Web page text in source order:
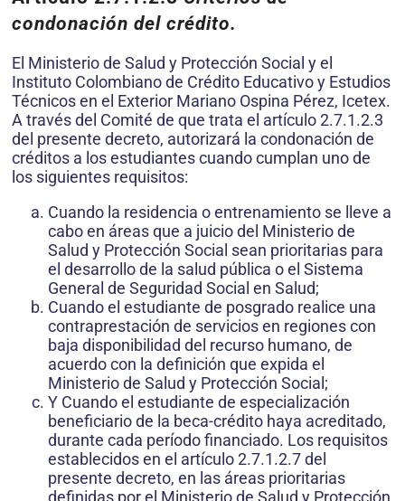
condonación del crédito.
El Ministerio de Salud y Protección Social y el
Instituto Colombiano de Crédito Educativo y Estudios
Técnicos en el Exterior Mariano Ospina Pérez, Icetex.
A través del Comité de que trata el artículo 2.7.1.2.3
del presente decreto, autorizará la condonación de
créditos a los estudiantes cuando cumplan uno de
los siguientes requisitos:
Cuando la residencia o entrenamiento se lleve a
cabo en áreas que a juicio del Ministerio de
Salud y Protección Social sean prioritarias para
el desarrollo de la salud pública o el Sistema
General de Seguridad Social en Salud;
Cuando el estudiante de posgrado realice una
contraprestación de servicios en regiones con
baja disponibilidad del recurso humano, de
acuerdo con la definición que expida el
Ministerio de Salud y Protección Social;
Y Cuando el estudiante de especialización
beneficiario de la beca-crédito haya acreditado,
durante cada período financiado. Los requisitos
establecidos en el artículo 2.7.1.2.7 del
presente decreto, en las áreas prioritarias